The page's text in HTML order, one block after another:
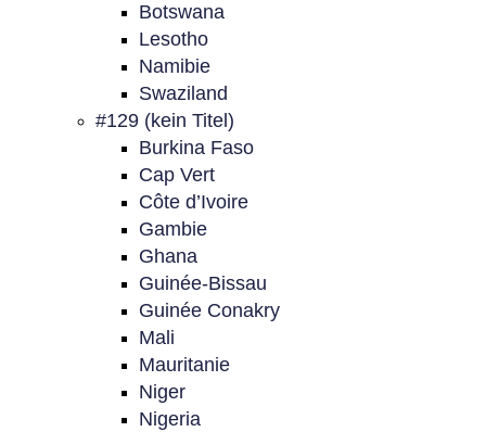
Botswana
Lesotho
Namibie
Swaziland
#129 (kein Titel)
Burkina Faso
Cap Vert
Côte d’Ivoire
Gambie
Ghana
Guinée-Bissau
Guinée Conakry
Mali
Mauritanie
Niger
Nigeria